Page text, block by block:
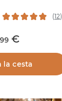
(12)
99
la cesta